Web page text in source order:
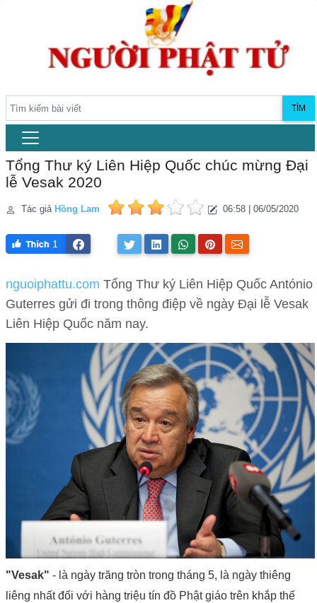
TÌM
Tổng Thư ký Liên Hiệp Quốc chúc mừng Đại
lễ Vesak 2020
Tác giả Hồng Lam 06:58 | 06/05/2020
1
nguoiphattu.com Tổng Thư ký Liên Hiệp Quốc António
Guterres gửi đi trong thông điệp về ngày Đại lễ Vesak
Liên Hiệp Quốc năm nay.
"Vesak" - là ngày trăng tròn trong tháng 5, là ngày thiêng
liêng nhất đối với hàng triệu tín đồ Phật giáo trên khắp thế